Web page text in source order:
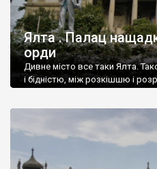
Ялта . Палац
орди
Дивне місто все таки Ялта.
і бідністю, між розкішшю і